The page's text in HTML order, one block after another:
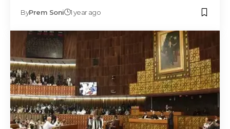
ByPrem Soni 1 year ago